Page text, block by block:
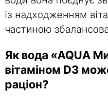
із надходженням
частиною
Як вода «AQUA
вітаміном D3
раціон?